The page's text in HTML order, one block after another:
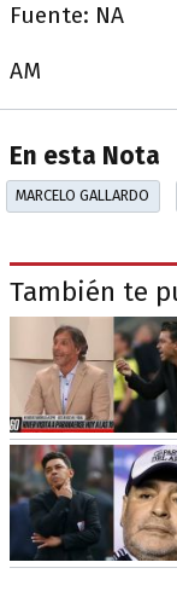
Fuente: NA
AM
En esta Nota
MARCELO GALLARDO
También te